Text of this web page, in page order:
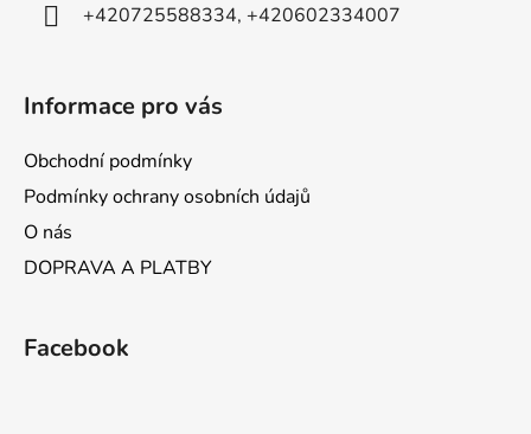
+420725588334, +420602334007
Informace pro vás
Obchodní podmínky
Podmínky ochrany osobních údajů
O nás
DOPRAVA A PLATBY
Facebook